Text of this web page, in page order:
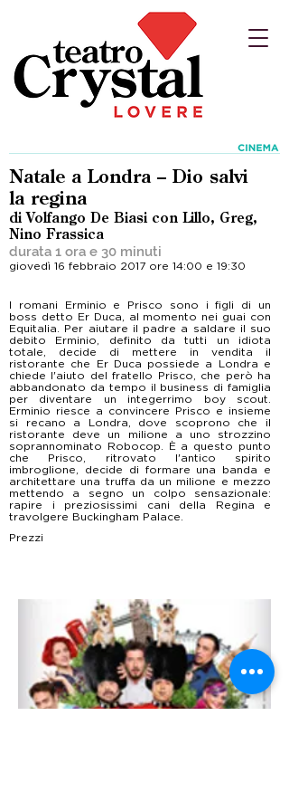
Natale a Londra – Dio salvi
la regina
di Volfango De Biasi con Lillo, Greg,
Nino Frassica
durata 1 ora e 30 minuti
giovedì 16 febbraio 2017 ore 14:00 e 19:30
I romani Erminio e Prisco sono i figli di un
boss detto Er Duca, al momento nei guai con
Equitalia. Per aiutare il padre a saldare il suo
debito Erminio, definito da tutti un idiota
totale, decide di mettere in vendita il
ristorante che Er Duca possiede a Londra e
chiede l'aiuto del fratello Prisco, che però ha
abbandonato da tempo il business di famiglia
per diventare un integerrimo boy scout.
Erminio riesce a convincere Prisco e insieme
si recano a Londra, dove scoprono che il
ristorante deve un milione a uno strozzino
soprannominato Robocop. È a questo punto
che Prisco, ritrovato l'antico spirito
imbroglione, decide di formare una banda e
architettare una truffa da un milione e mezzo
mettendo a segno un colpo sensazionale:
rapire i preziosissimi cani della Regina e
travolgere Buckingham Palace.
Prezzi